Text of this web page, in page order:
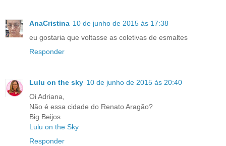
AnaCristina 10 de junho de 2015 às 17:38
eu gostaria que voltasse as coletivas de esmaltes
Responder
Lulu on the sky 10 de junho de 2015 às 20:40
Oi Adriana,
Não é essa cidade do Renato Aragão?
Big Beijos
Lulu on the Sky
Responder